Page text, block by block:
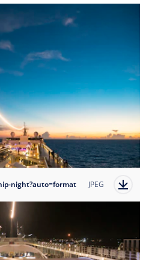
night?auto=format JPEG